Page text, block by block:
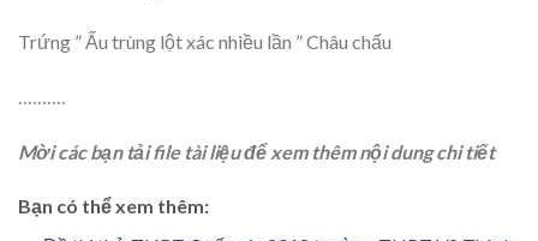
Trứng ” Ấu trùng lột xác nhiều lần ” Châu chấu
Mời các bạn tải file tài liệu để xem thêm nội dung chi tiết
Bạn có thể xem thêm: